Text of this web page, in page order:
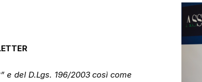
e del D.Lgs. 196/2003 così come